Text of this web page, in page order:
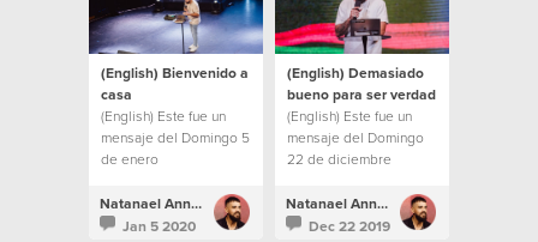
(English) Bienvenido a
casa
(English) Este fue un
mensaje del Domingo 5
de enero
Natanael Annacondia
Jan 5 2020
(English) Demasiado
bueno para ser verdad
(English) Este fue un
mensaje del Domingo
22 de diciembre
Natanael Annacondia
Dec 22 2019